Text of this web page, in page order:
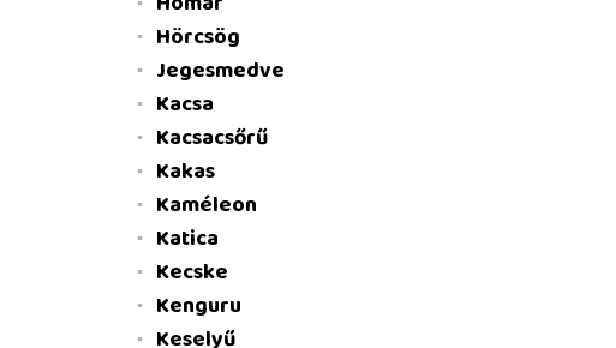
Hörcsög
Jegesmedve
Kacsa
Kacsacsőrű
Kakas
Kaméleon
Katica
Kecske
Kenguru
Keselyű